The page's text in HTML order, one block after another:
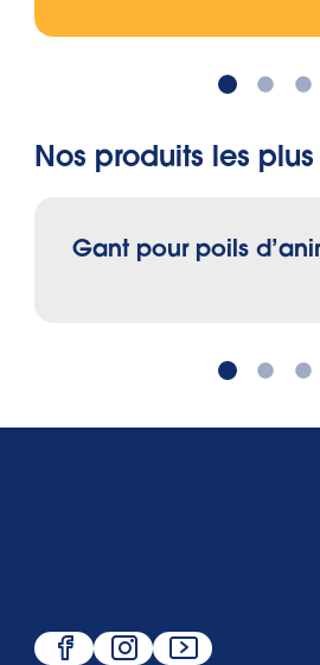
Nos produits les
Gant pour poils